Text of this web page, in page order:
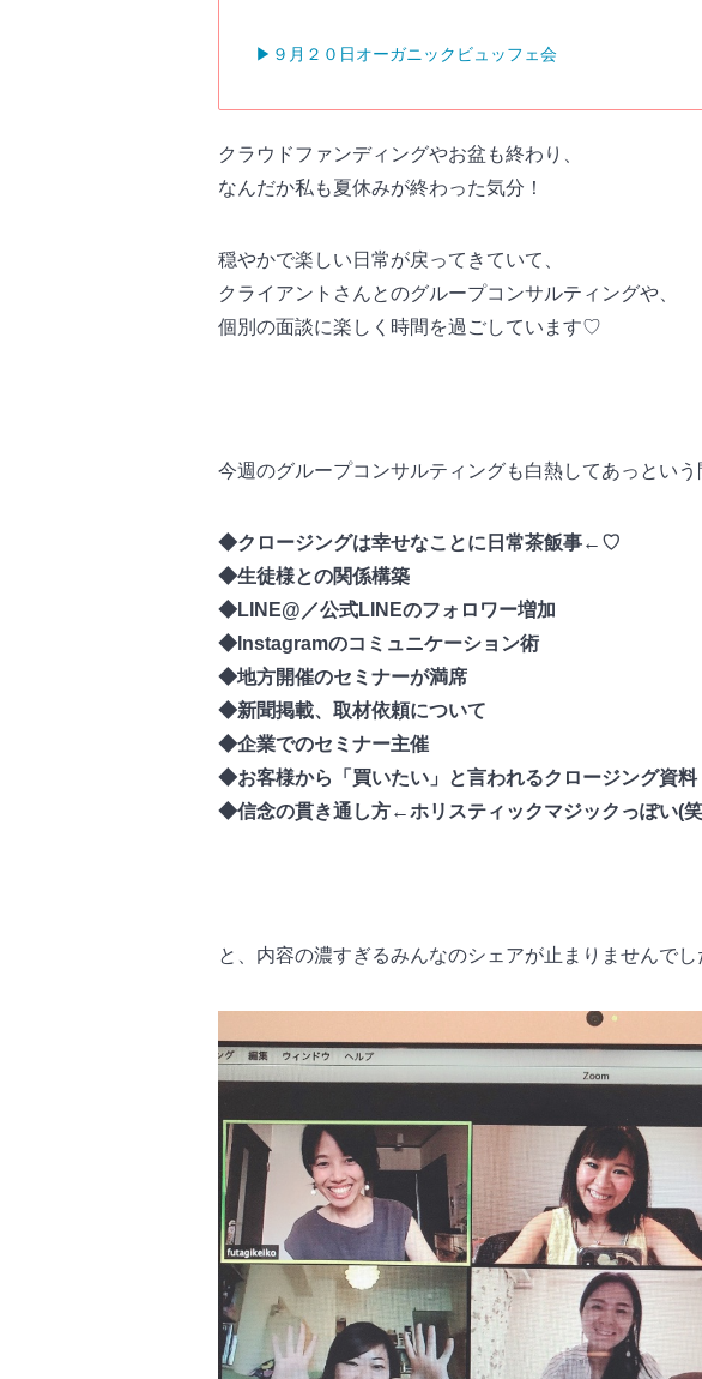
▶︎９月２０日オーガニックビュッフェ会
クラウドファンディングやお盆も終わり、
なんだか私も夏休みが終わった気分！
穏やかで楽しい日常が戻ってきていて、
クライアントさんとのグループコンサルティングや、
個別の面談に楽しく時間を過ごしています♡
今週のグループコンサルティングも白熱してあっという
◆クロージングは幸せなことに日常茶飯事←♡
◆生徒様との関係構築
◆LINE@／公式LINEのフォロワー増加
◆Instagramのコミュニケーション術
◆地方開催のセミナーが満席
◆新聞掲載、取材依頼について
◆企業でのセミナー主催
◆お客様から「買いたい」と言われるクロージング資料
◆信念の貫き通し方←ホリスティックマジックっぽい(
と、内容の濃すぎるみんなのシェアが止まりませんでし